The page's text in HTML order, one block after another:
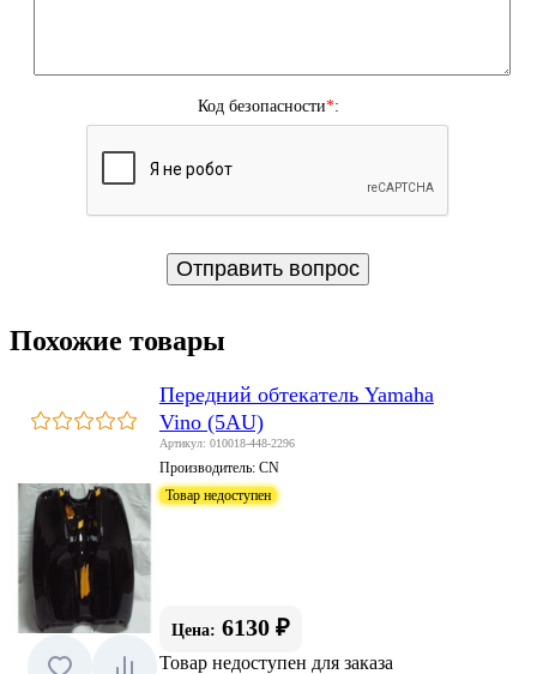
Код безопасности*:
Похожие товары
Передний обтекатель Yamaha
Vino (5AU)
Артикул: 010018-448-2296
Производитель: CN
Товар недоступен
Цена: 6130 ₽
Товар недоступен для заказа